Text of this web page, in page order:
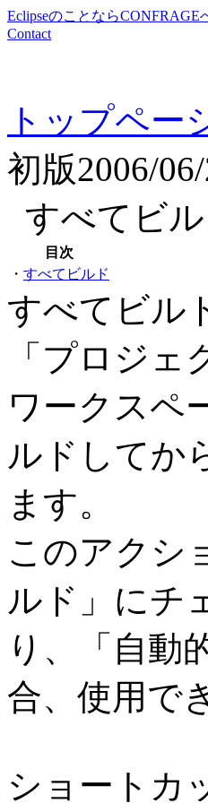
EclipseのことならCONFRAGE
Contact
トップペー
初版2006/06/
すべてビル
目次
・ すべてビルド
すべてビル
「プロジ
ワークスペ
ルドしてか
ます。
このアクシ
ルド」にチ
り、「自動
合、使用で
ショートカ